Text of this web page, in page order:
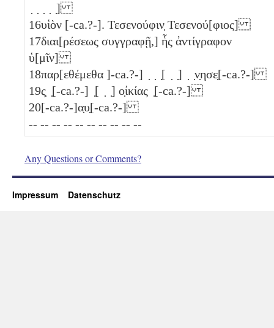
̣ ̣ ̣ ̣ ̣]
16υἱὸν [-ca.?-]. Τεσενούφιν̣ Τεσενού[φιος]
17διαι[ρέσεως συγγραφῇ,] ἧς ἀντίγραφον
ὑ[μῖν]
18παρ[εθέμεθα ]-ca.?-] ̣ ̣ ̣[ ̣ ̣] ̣ ̣ν̣ησε̣[-ca.?-]
19ς̣ ̣[-ca.?-] ̣[ ̣ ̣] ο̣ἰκίας ̣[-ca.?-]
20[-ca.?-]α̣υ̣[-ca.?-]
-- -- -- -- -- -- -- -- -- --
Any Questions or Comments?
Impressum Datenschutz